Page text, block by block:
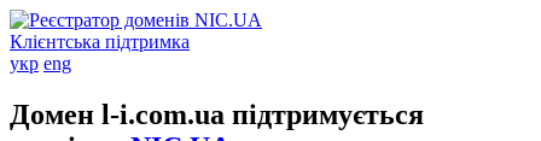
Клієнтська підтримка
укр eng
Домен l-i.com.ua підтримується